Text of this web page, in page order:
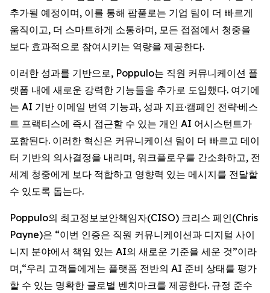
추가될 예정이며, 이를 통해 팝풀로는 기업 팀이 더 빠르게
움직이고, 더 스마트하게 소통하며, 모든 접점에서 청중을
보다 효과적으로 참여시키는 역량을 제공한다.
이러한 성과를 기반으로, Poppulo는 직원 커뮤니케이션 플
랫폼 내에 새로운 강력한 기능들을 추가로 도입했다. 여기에
는 AI 기반 이메일 번역 기능과, 성과 지표·캠페인 전략·베스
트 프랙티스에 즉시 접근할 수 있는 개인 AI 어시스턴트가
포함된다. 이러한 혁신은 커뮤니케이션 팀이 더 빠르고 데이
터 기반의 의사결정을 내리며, 워크플로우를 간소화하고, 전
세계 청중에게 보다 적합하고 영향력 있는 메시지를 전달할
수 있도록 돕는다.
Poppulo의 최고정보보안책임자(CISO) 크리스 페인(Chris
Payne)은 “이번 인증은 직원 커뮤니케이션과 디지털 사이
니지 분야에서 책임 있는 AI의 새로운 기준을 세운 것”이라
며,“우리 고객들에게는 플랫폼 전반의 AI 준비 상태를 평가
할 수 있는 명확한 글로벌 벤치마크를 제공한다. 규정 준수